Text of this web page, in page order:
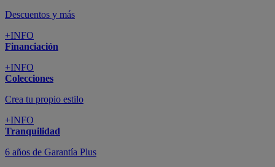
Descuentos y más
+INFO
Financiación
+INFO
Colecciones
Crea tu propio estilo
+INFO
Tranquilidad
6 años de Garantía Plus